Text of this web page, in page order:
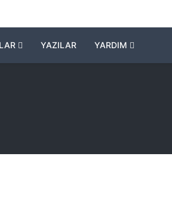
YAZILAR YARDIM